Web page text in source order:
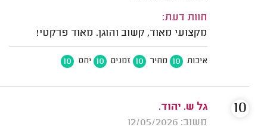
חוות דעת:
מקצועי מאוד, קשוב והוגן. מאוד פרקטי!
איכות 10 מחיר 10 זמנים 10 יחס 10
גל ש. יהוד.
משוב: 12/05/2026
10